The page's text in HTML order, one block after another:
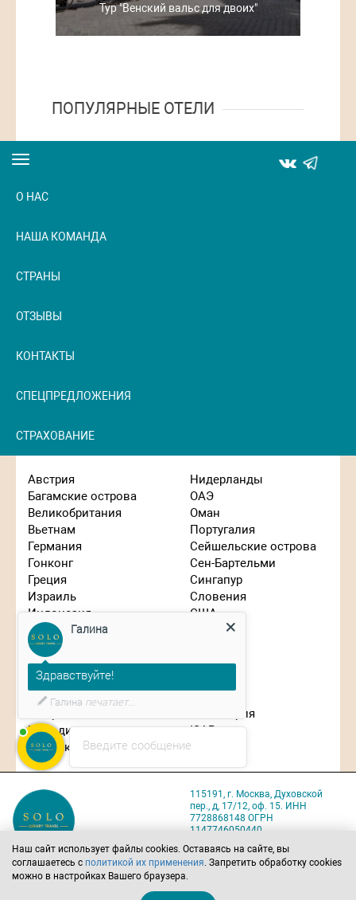
Тур "Венский вальс для двоих"
ПОПУЛЯРНЫЕ ОТЕЛИ
Toggle
О НАС
НАША КОМАНДА
СТРАНЫ
ОТЗЫВЫ
КОНТАКТЫ
СПЕЦПРЕДЛОЖЕНИЯ
СТРАХОВАНИЕ
Австрия
Багамские острова
Великобритания
Вьетнам
Германия
Гонконг
Греция
Израиль
Индонезия
Иордания
Испания
Италия
Кипр
Китай
Мальдивы
Марокко
Нидерланды
ОАЭ
Оман
Португалия
Сейшельские острова
Сен-Бартельми
Сингапур
Словения
США
Таиланд
Турция
Швейцария
ЮАР
Япония
115191, г. Москва, Духовской
пер., д, 17/12, оф. 15. ИНН
7728868148 ОГРН
1147746050440
Карта проезда
Политика обработки
Напишите нам
Наш сайт использует файлы cookies. Оставаясь на сайте, вы
соглашаетесь с политикой их применения. Запретить обработку cookies
можно в настройках Вашего браузера.
Введите сообщение
Галина
Здравствуйте!
Планируете путешествие?